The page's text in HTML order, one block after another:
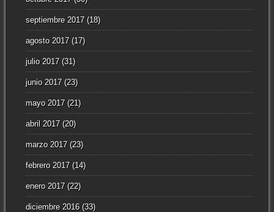
septiembre 2017(18)
agosto 2017(17)
julio 2017(31)
junio 2017(23)
mayo 2017(21)
abril 2017(20)
marzo 2017(23)
febrero 2017(14)
enero 2017(22)
diciembre 2016(33)